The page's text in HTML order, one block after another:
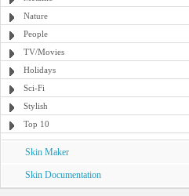
Nature
People
TV/Movies
Holidays
Sci-Fi
Stylish
Top 10
Skin Maker
Skin Documentation